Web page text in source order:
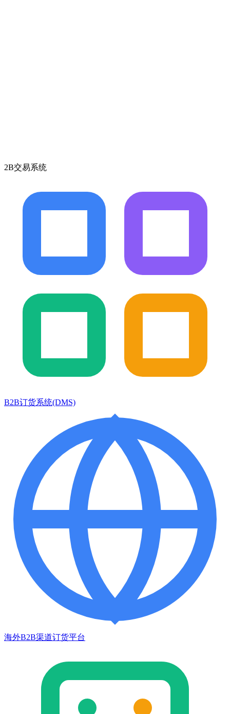
2B交易系统
B2B订货系统(DMS)
海外B2B渠道订货平台